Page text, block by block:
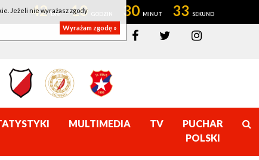
42 10 30 33
MULTIMEDIA TV
PUCHAR
POLSKI
Jeżeli nie wyrażasz zgody
Wyrażam zgodę »